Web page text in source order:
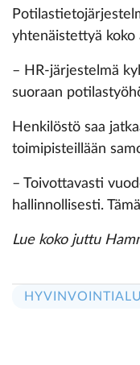
yhtenäistettyä koko
– HR-järjestelmä
suoraan
Henkilöstö saa
toimipisteillään
– Toivottavasti
hallinnollisesti.
Lue koko juttu